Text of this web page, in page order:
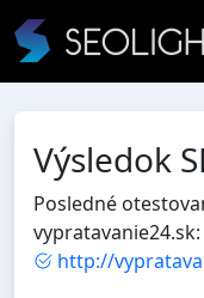
Výsledok
Posledné
vypratavanie24.sk:
http://